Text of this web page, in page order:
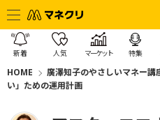
新着 人気 マーケット 特集
HOME 廣澤知子のやさしいマネー講
い」ための運用計画